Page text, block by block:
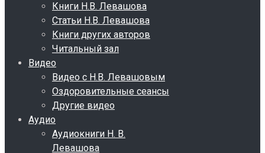
Книги Н.В. Левашова
Статьи Н.В. Левашова
Книги других авторов
Читальный зал
Видео
Видео с Н.В. Левашовым
Оздоровительные сеансы
Другие видео
Аудио
Аудиокниги Н. В.
Левашова